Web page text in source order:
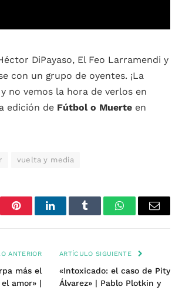
DiPayaso, El Feo Larramendi y
con un grupo de oyentes. ¡La
no vemos la hora de verlos en
edición de Fútbol o Muerte en
vuelta y media
PinterestLinkedInTumblr WhatsAppEmail
ANTERIOR
más el
amor» |
ARTÍCULO SIGUIENTE
«Intoxicado: el caso de Pity
Álvarez» | Pablo Plotkin y